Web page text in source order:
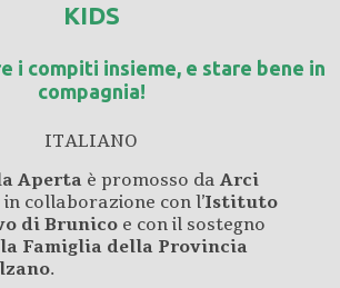
KIDS
i compiti insieme, e stare bene in
compagnia!
ITALIANO
Aperta è promosso da Arci
in collaborazione con l’Istituto
di Brunico e con il sostegno
Famiglia della Provincia
.